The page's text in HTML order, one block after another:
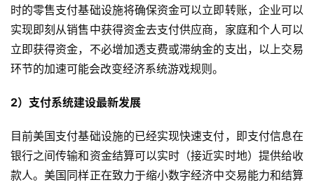
时的零售支付基础设施将确保资金可以立即转账，企业可以
实现即刻从销售中获得资金去支付供应商，家庭和个人可以
立即获得资金，不必增加透支费或滞纳金的支出，以上交易
环节的加速可能会改变经济系统游戏规则。
2）支付系统建设最新发展
目前美国支付基础设施的已经实现快速支付，即支付信息在
银行之间传输和资金结算可以实时（接近实时地）提供给收
款人。美国同样正在致力于缩小数字经济中交易能力和结算